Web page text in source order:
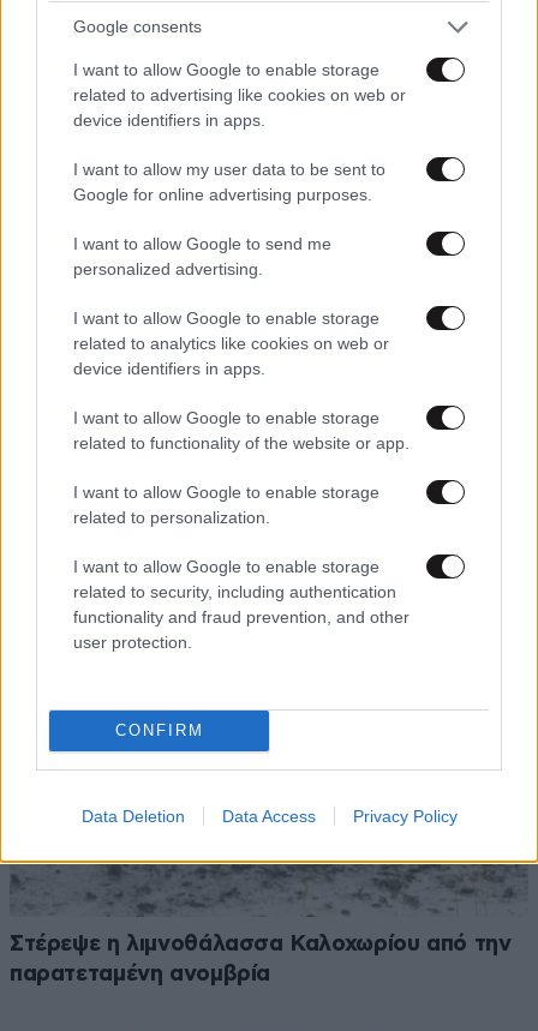
Google consents
I want to allow Google to enable storage
related to advertising like cookies on web or
device identifiers in apps.
I want to allow my user data to be sent to
Google for online advertising purposes.
I want to allow Google to send me
personalized advertising.
I want to allow Google to enable storage
related to analytics like cookies on web or
device identifiers in apps.
I want to allow Google to enable storage
related to functionality of the website or app.
I want to allow Google to enable storage
related to personalization.
I want to allow Google to enable storage
related to security, including authentication
functionality and fraud prevention, and other
user protection.
CONFIRM
Data Deletion Data Access Privacy Policy
ΠΕΡΙΒΑΛΛΟΝ
Οι καρχαρίες τίγρεις και τα απίστευτα που
έχουν βρει στα στομάχια τους: Αντιλόπες,
σκυλιά, προφυλαχτικά, τηλεοράσεις και
Στέρεψε η λιμνοθάλασσα Καλοχωρίου από την
παρατεταμένη ανομβρία